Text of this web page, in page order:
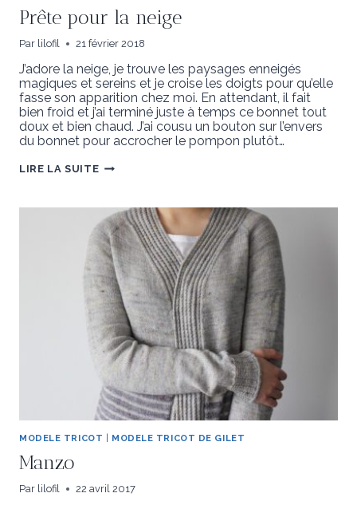
Prête pour la neige
Par lilofil 21 février 2018
J’adore la neige, je trouve les paysages enneigés
magiques et sereins et je croise les doigts pour qu’elle
fasse son apparition chez moi. En attendant, il fait
bien froid et j’ai terminé juste à temps ce bonnet tout
doux et bien chaud. J’ai cousu un bouton sur l’envers
du bonnet pour accrocher le pompon plutôt…
LIRE LA SUITEPRÊTE
MODELE TRICOT | MODELE TRICOT DE GILET
Manzo
Par lilofil 22 avril 2017